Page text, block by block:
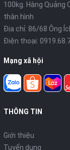
100kg. Hàng
thân hình
Địa chỉ: 86/68 Ông
Điện thoại:
Mạng xã hội
THÔNG TIN
Giới thiệu
Tuyển dụng